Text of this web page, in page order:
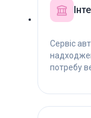
Сервіс
потребу